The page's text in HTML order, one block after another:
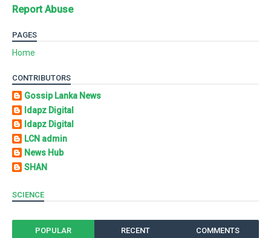
Report Abuse
PAGES
Home
CONTRIBUTORS
Gossip Lanka News
Idapz Digital
Idapz Digital
LCN admin
News Hub
SHAN
SCIENCE
POPULAR RECENT COMMENTS